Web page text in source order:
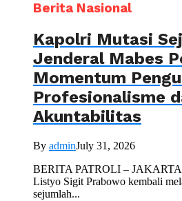
Berita Nasional
Kapolri Mutasi
Jenderal Mabes
Momentum
Profesionalisme
Akuntabilitas
By adminJuly 31, 2026
BERITA PATROLI – JAKARTA
Listyo Sigit Prabowo kembali
sejumlah...